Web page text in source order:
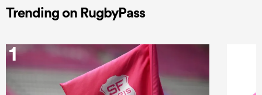
Trending on RugbyPass
1